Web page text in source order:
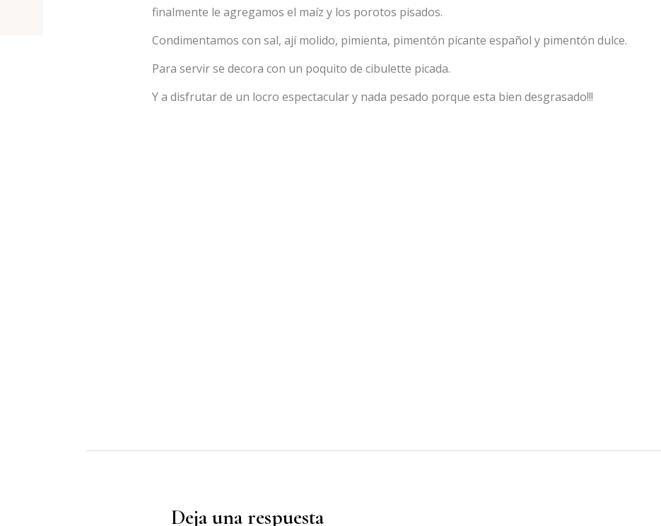
finalmente le agregamos el maíz y los porotos pisados.
Condimentamos con sal, ají molido, pimienta, pimentón picante español y pimentón dulce.
Para servir se decora con un poquito de cibulette picada.
Y a disfrutar de un locro espectacular y nada pesado porque esta bien desgrasado!!!
Deja una respuesta